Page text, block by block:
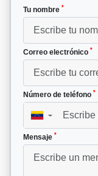
Tu nombre *
Correo electrónico *
Número de teléfono *
▼
Mensaje *